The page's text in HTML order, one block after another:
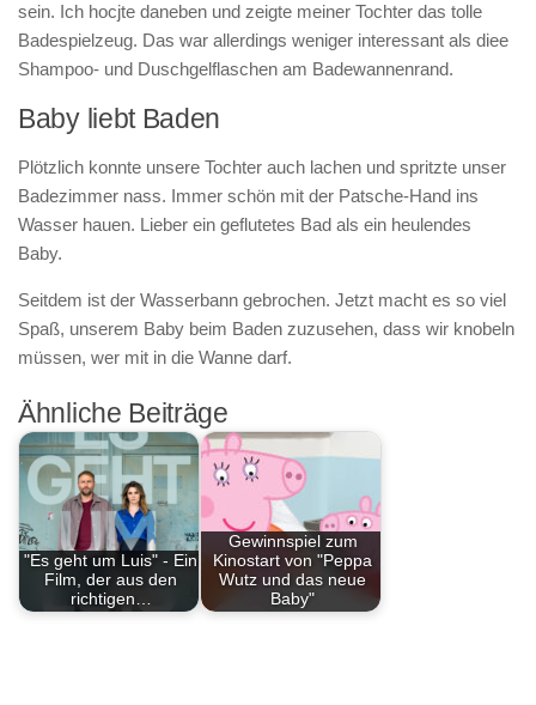
sein. Ich hocjte daneben und zeigte meiner Tochter das tolle
Badespielzeug. Das war allerdings weniger interessant als diee
Shampoo- und Duschgelflaschen am Badewannenrand.
Baby liebt Baden
Plötzlich konnte unsere Tochter auch lachen und spritzte unser
Badezimmer nass. Immer schön mit der Patsche-Hand ins
Wasser hauen. Lieber ein geflutetes Bad als ein heulendes
Baby.
Seitdem ist der Wasserbann gebrochen. Jetzt macht es so viel
Spaß, unserem Baby beim Baden zuzusehen, dass wir knobeln
müssen, wer mit in die Wanne darf.
Ähnliche Beiträge
"Es geht um Luis" - Ein
Film, der aus den
richtigen…
Gewinnspiel zum
Kinostart von "Peppa
Wutz und das neue
Baby"